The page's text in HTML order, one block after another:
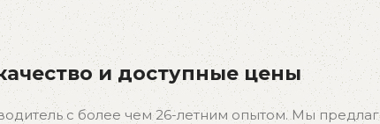
В корзину
и доступные цены
с более чем 26-летним опытом. Мы